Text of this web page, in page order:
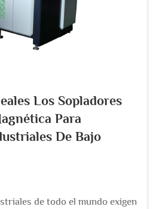
Los Sopladores
Para
De Bajo
de todo el mundo exigen